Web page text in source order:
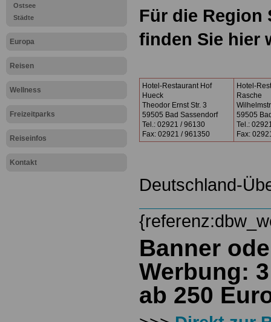
Ostsee
Städte
Europa
Reisen
Wellness
Freizeitparks
Reiseinfos
Kontakt
Für die Region
finden Sie hier
Hotel-Restaurant Hof
Hueck
Theodor Ernst Str. 3
59505 Bad Sassendorf
Tel.: 02921 / 96130
Fax: 02921 / 961350
Hotel-
Rasche
59505
Tel.:
Fax:
Deutschland-
Banner
Werbung:
ab 250